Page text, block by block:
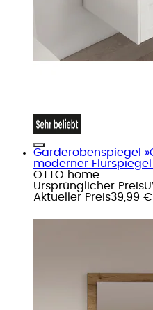
Garderobenspiegel
moderner
OTTO home
Ursprünglicher Preis
Aktueller Preis39,99 €